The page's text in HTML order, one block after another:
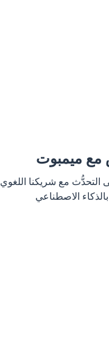
ميمبوت
التحدُّث مع شريكنا اللغوي
الاصطناعي